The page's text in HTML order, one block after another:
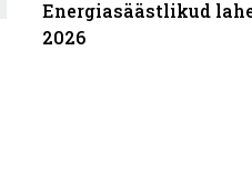
Energiasäästlikud
2026